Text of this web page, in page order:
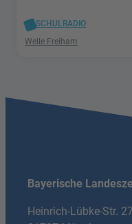
SCHULRADIO
Welle Freiham
Bayerische
Heinrich-Lübke-Str. 27